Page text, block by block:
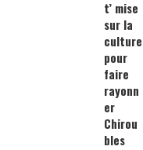
t’ mise
sur la
culture
pour
faire
rayonn
er
Chirou
bles